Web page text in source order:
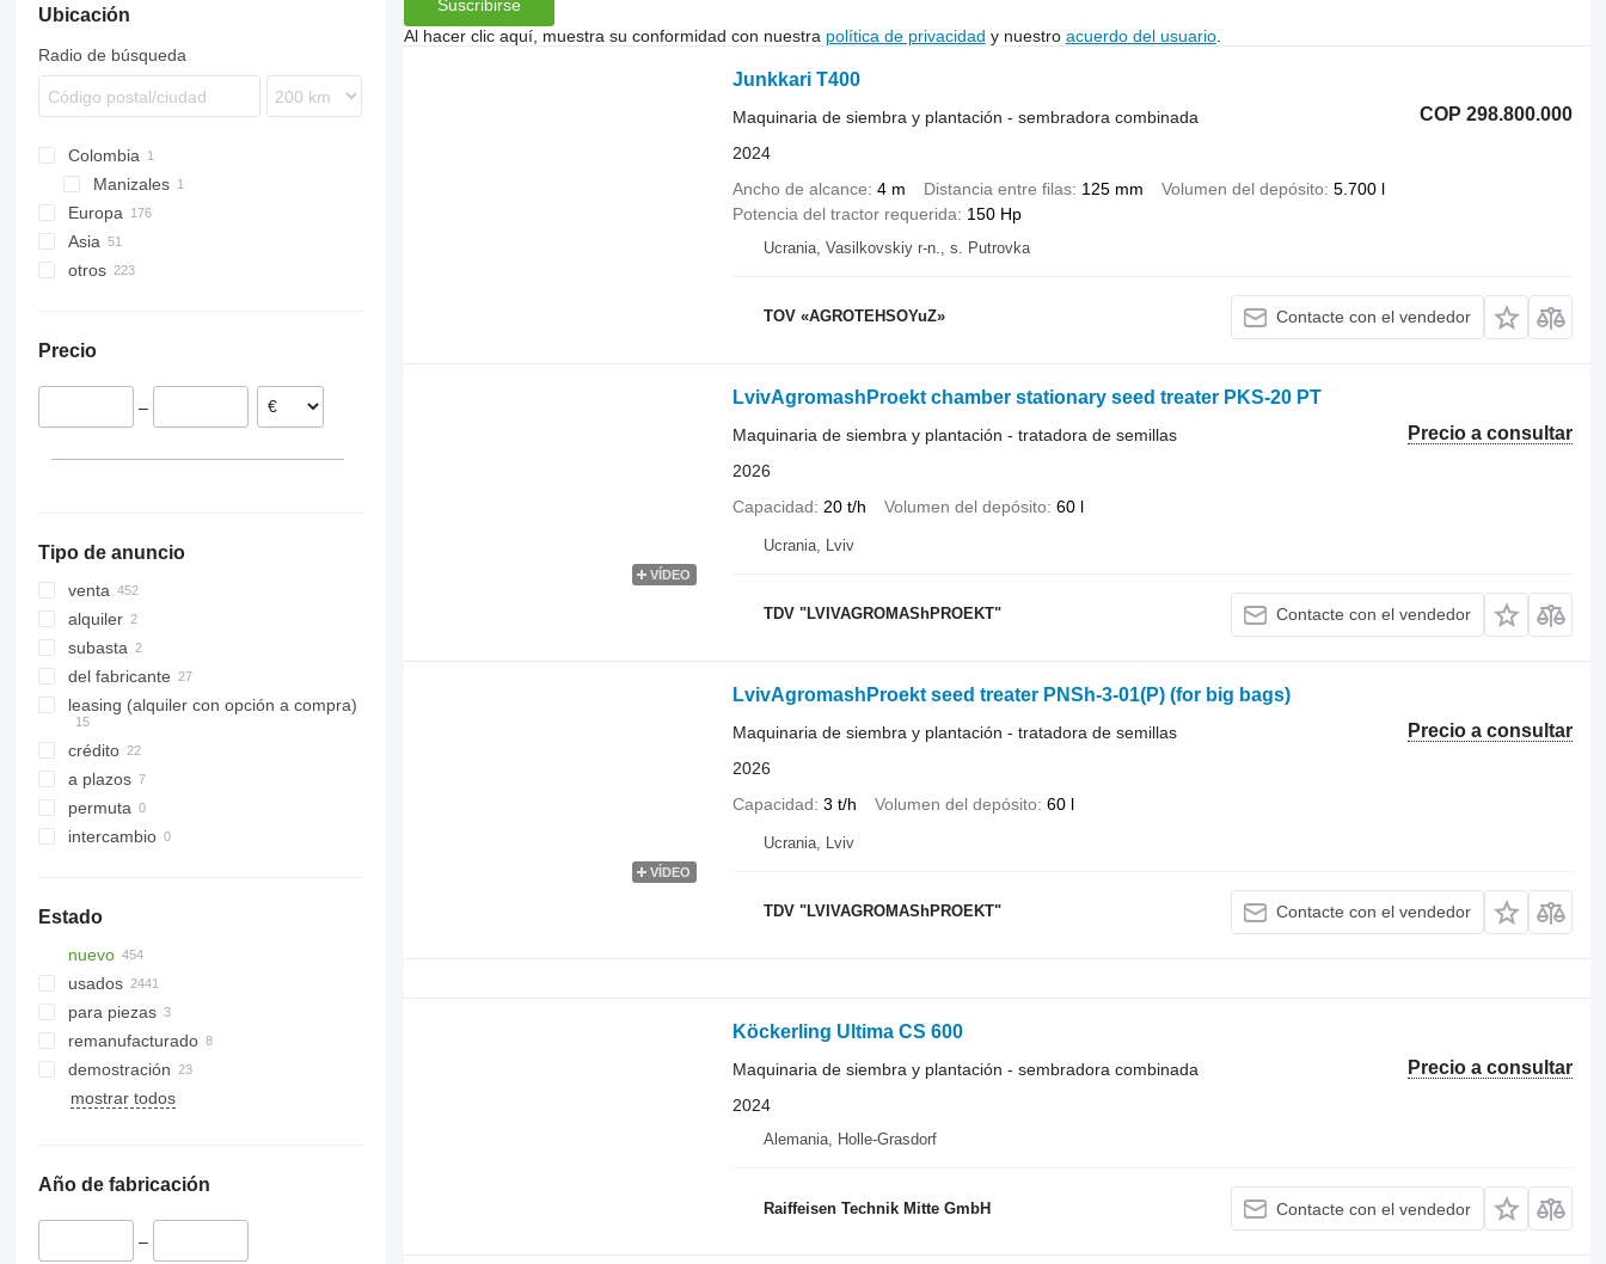
Primera DMC
Ubicación
Radio de búsqueda
Colombia
Manizales
Europa
Alemania
Lituania
Bulgaria
Asia
Uzbekistán
otros
Precio
–
Tipo de anuncio
venta
alquiler
subasta
del fabricante
leasing (alquiler con opción a compra)
crédito
a plazos
permuta
intercambio
Estado
nuevo
usados
para piezas
remanufacturado
demostración
mostrar todos
Año de fabricación
–
Suscribirse
Al hacer clic aquí, muestra su conformidad con nuestra política de privacidad y nuestro acuerdo del usuario.
Junkkari T400
COP 298.800.000
Maquinaria de siembra y plantación - sembradora combinada
2024
Ancho de alcance 4 m Distancia entre filas 125 mm Volumen del depósito 5.700 l
Potencia del tractor requerida
150 Hp
Ucrania, Vasilkovskiy r-n., s. Putrovka
TOV «AGROTEHSOYuZ» Contacte con el vendedor
VÍDEO
LvivAgromashProekt chamber stationary seed treater PKS-20 PT
Precio a consultar
Maquinaria de siembra y plantación - tratadora de semillas
2026
Capacidad
20 t/h Volumen del depósito 60 l
Ucrania, Lviv
TDV "LVIVAGROMAShPROEKT" Contacte con el vendedor
VÍDEO
LvivAgromashProekt seed treater PNSh-3-01(P) (for big bags)
Precio a consultar
Maquinaria de siembra y plantación - tratadora de semillas
2026
Capacidad 3 t/h Volumen del depósito 60 l
Ucrania, Lviv
TDV "LVIVAGROMAShPROEKT" Contacte con el vendedor
Köckerling Ultima CS 600
Precio a consultar
Maquinaria de siembra y plantación - sembradora combinada
2024
Alemania, Holle-Grasdorf
Raiffeisen Technik Mitte GmbH Contacte con el vendedor